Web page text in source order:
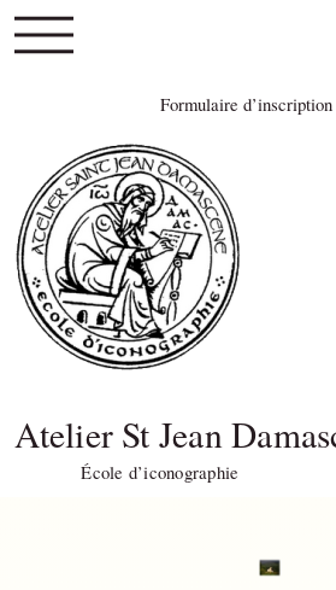
Formulaire d’inscription
Atelier St Jean
École d’iconographie